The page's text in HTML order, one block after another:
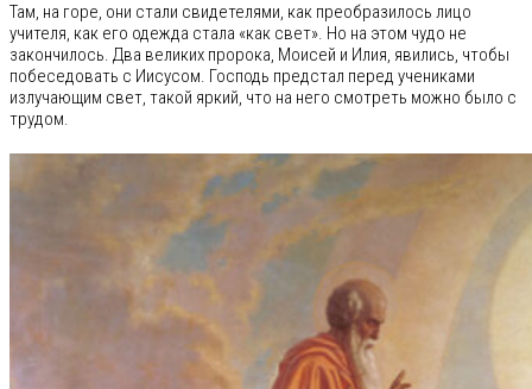
Там, на горе, они стали свидетелями, как преобразилось лицо
учителя, как его одежда стала «как свет». Но на этом чудо не
закончилось. Два великих пророка, Моисей и Илия, явились, чтобы
побеседовать с Иисусом. Господь предстал перед учениками
излучающим свет, такой яркий, что на него смотреть можно было с
трудом.